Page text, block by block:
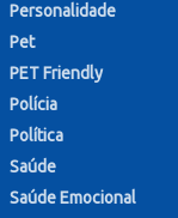
Personalidade
Pet
PET Friendly
Polícia
Política
Saúde
Saúde Emocional